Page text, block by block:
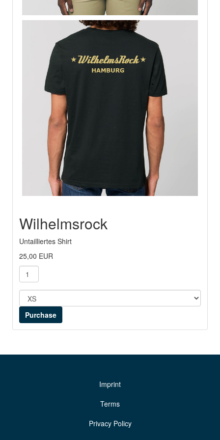
Wilhelmsrock
Untailliertes Shirt
25,00 EUR
Imprint
Terms
Privacy Policy